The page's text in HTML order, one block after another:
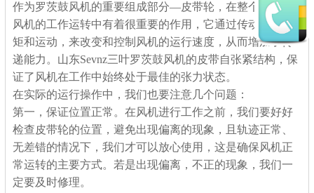
作为罗茨鼓风机的重要组成部分—皮带轮，在整个罗茨鼓
风机的工作运转中有着很重要的作用，它通过传动皮带转
矩和运动，来改变和控制风机的运行速度，从而增加了传
递能力。山东Sevnz三叶罗茨鼓风机的皮带自张紧结构，保
证了风机在工作中始终处于最佳的张力状态。
在实际的运行操作中，我们也要注意几个问题：
第一，保证位置正常。在风机进行工作之前，我们要好好
检查皮带轮的位置，避免出现偏离的现象，且轨迹正常、
无差错的情况下，我们才可以放心使用，这是确保风机正
常运转的主要方式。若是出现偏离，不正的现象，我们一
定要及时修理。